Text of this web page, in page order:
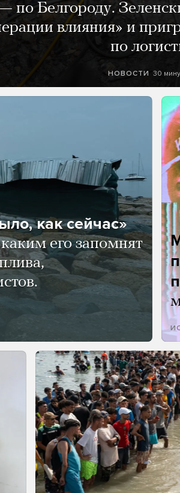
по Белгороду.
влияния» и
по
НОВОСТИ 30
как сейчас»
его запомнят